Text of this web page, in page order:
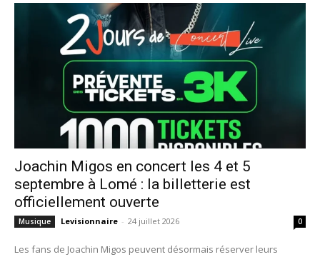
Joachin Migos en concert les 4 et 5
septembre à Lomé : la billetterie est
officiellement ouverte
Musique Levisionnaire - 24 juillet 2026 0
Les fans de Joachin Migos peuvent désormais réserver leurs